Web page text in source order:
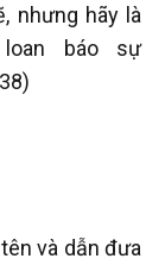
nhưng hãy là
báo sự
và dẫn đưa